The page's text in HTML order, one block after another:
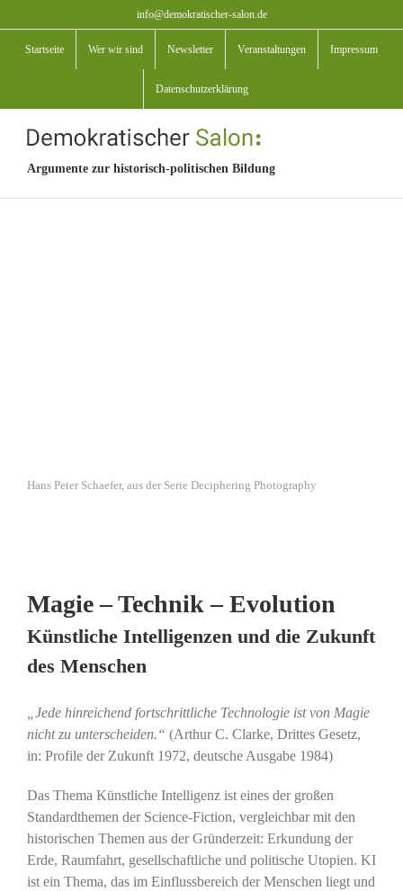
Inhalt
springen
info@demokratischer-salon.de
Startseite Wer wir sind Newsletter Veranstaltungen Impressum
Datenschutzerklärung
Argumente zur historisch-politischen Bildung
Hans Peter Schaefer, aus der Serie Deciphering Photography
Magie – Technik – Evolution
Künstliche Intelligenzen und die Zukunft
des Menschen
„Jede hinreichend fortschrittliche Technologie ist von Magie
nicht zu unterscheiden.“ (Arthur C. Clarke, Drittes Gesetz,
in: Profile der Zukunft 1972, deutsche Ausgabe 1984)
Das Thema Künstliche Intelligenz ist eines der großen
Standardthemen der Science-Fiction, vergleichbar mit den
historischen Themen aus der Gründerzeit: Erkundung der
Erde, Raumfahrt, gesellschaftliche und politische Utopien. KI
ist ein Thema, das im Einflussbereich der Menschen liegt und